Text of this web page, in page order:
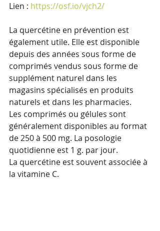
Lien : https://osf.io/vjch2/
La quercétine en prévention est
également utile. Elle est disponible
depuis des années sous forme de
comprimés vendus sous forme de
supplément naturel dans les
magasins spécialisés en produits
naturels et dans les pharmacies.
Les comprimés ou gélules sont
généralement disponibles au format
de 250 à 500 mg. La posologie
quotidienne est 1 g. par jour.
La quercétine est souvent associée à
la vitamine C.